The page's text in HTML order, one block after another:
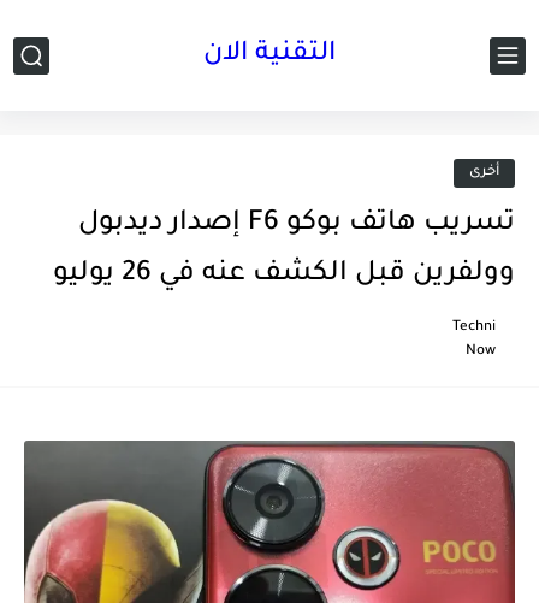
التقنية الان
أخرى
تسريب هاتف بوكو F6 إصدار ديدبول
وولفرين قبل الكشف عنه في 26 يوليو
Techni
Now